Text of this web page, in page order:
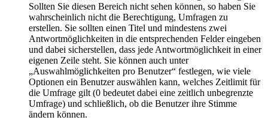
Sollten Sie diesen Bereich nicht sehen können, so haben Sie
wahrscheinlich nicht die Berechtigung, Umfragen zu
erstellen. Sie sollten einen Titel und mindestens zwei
Antwortmöglichkeiten in die entsprechenden Felder eingeben
und dabei sicherstellen, dass jede Antwortmöglichkeit in einer
eigenen Zeile steht. Sie können auch unter
„Auswahlmöglichkeiten pro Benutzer“ festlegen, wie viele
Optionen ein Benutzer auswählen kann, welches Zeitlimit für
die Umfrage gilt (0 bedeutet dabei eine zeitlich unbegrenzte
Umfrage) und schließlich, ob die Benutzer ihre Stimme
ändern können.